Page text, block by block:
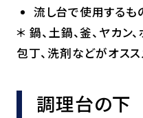
流し台で使用するも
＊ 鍋、土鍋、釜、ヤカン
包丁、洗剤などがオスス
調理台の下